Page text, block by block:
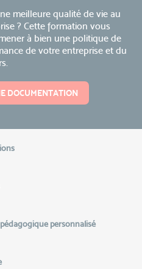
meilleure qualité de vie au
? Cette formation vous
à bien une politique de
de votre entreprise et du
DOCUMENTATION
personnalisé